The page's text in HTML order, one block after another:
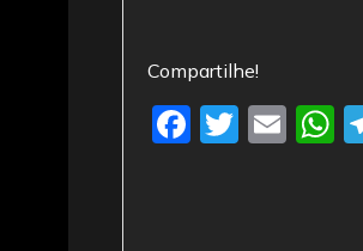
Compartilhe!
F
T
E